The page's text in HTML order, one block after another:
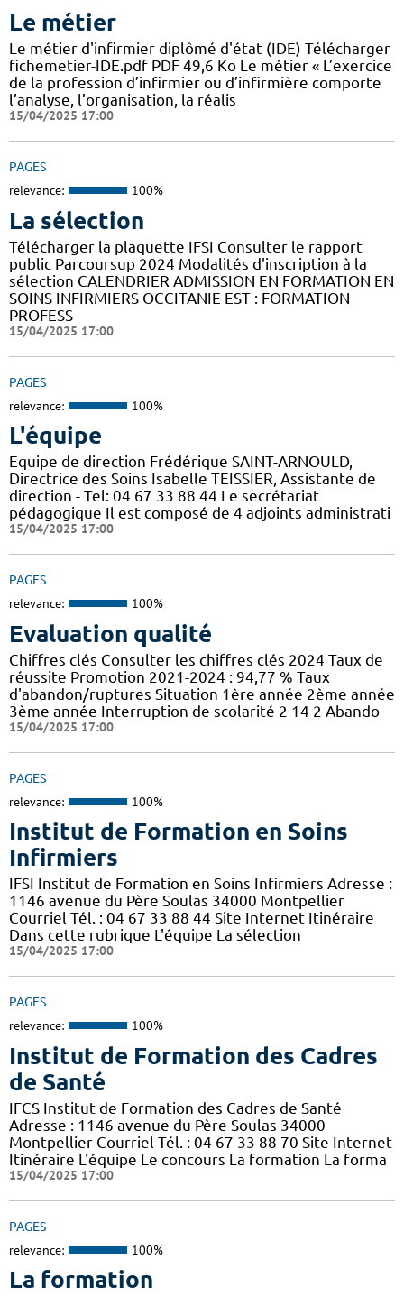
Le métier
Le métier d'infirmier diplômé d'état (IDE) Télécharger
fichemetier-IDE.pdf PDF 49,6 Ko Le métier « L’exercice
de la profession d’infirmier ou d’infirmière comporte
l’analyse, l’organisation, la réalis
15/04/2025 17:00
PAGES
relevance: 100%
La sélection
Télécharger la plaquette IFSI Consulter le rapport
public Parcoursup 2024 Modalités d'inscription à la
sélection CALENDRIER ADMISSION EN FORMATION EN
SOINS INFIRMIERS OCCITANIE EST : FORMATION
PROFESS
15/04/2025 17:00
PAGES
relevance: 100%
L'équipe
Equipe de direction Frédérique SAINT-ARNOULD,
Directrice des Soins Isabelle TEISSIER, Assistante de
direction - Tel: 04 67 33 88 44 Le secrétariat
pédagogique Il est composé de 4 adjoints administrati
15/04/2025 17:00
PAGES
relevance: 100%
Evaluation qualité
Chiffres clés Consulter les chiffres clés 2024 Taux de
réussite Promotion 2021-2024 : 94,77 % Taux
d'abandon/ruptures Situation 1ère année 2ème année
3ème année Interruption de scolarité 2 14 2 Abando
15/04/2025 17:00
PAGES
relevance: 100%
Institut de Formation en Soins
Infirmiers
IFSI Institut de Formation en Soins Infirmiers Adresse :
1146 avenue du Père Soulas 34000 Montpellier
Courriel Tél. : 04 67 33 88 44 Site Internet Itinéraire
Dans cette rubrique L'équipe La sélection
15/04/2025 17:00
PAGES
relevance: 100%
Institut de Formation des Cadres
de Santé
IFCS Institut de Formation des Cadres de Santé
Adresse : 1146 avenue du Père Soulas 34000
Montpellier Courriel Tél. : 04 67 33 88 70 Site Internet
Itinéraire L'équipe Le concours La formation La forma
15/04/2025 17:00
PAGES
relevance: 100%
La formation